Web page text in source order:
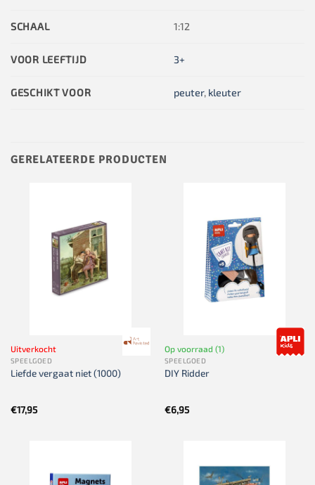
SCHAAL 1:12
VOOR LEEFTIJD 3+
GESCHIKT VOOR peuter, kleuter
GERELATEERDE PRODUCTEN
Uitverkocht
SPEELGOED
Liefde vergaat niet (1000)
€17,95
Op voorraad (1)
SPEELGOED
DIY Ridder
€6,95